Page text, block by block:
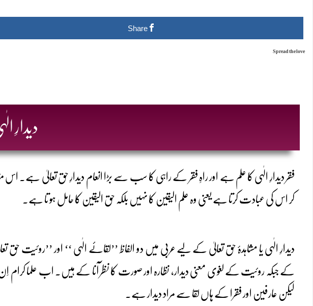
Share
Spread the love
دیدارِ
فقر دیدارِ الٰہی کا علم ہے اور راہِ فقر کے راہی کا سب سے بڑا انعام دیدارِ حق تعالیٰ ہے۔ اس
کر اس کی عبادت کرتا ہے یعنی وہ علم الیقین کا نہیں بلکہ حق الیقین کا حامل ہو تا ہے۔
دیدارِ الٰہی یا مشاہدۂ حق تعالیٰ کے لیے عربی میں دو الفاظ ’’لقائے الٰہی ‘‘ اور ’’روئیت
کے جبکہ روئیت کے لغوی معنی دیدار، نظارہ اور صورت کا نظر آنا کے ہیں۔ اب علما کرام
لیکن عارفین اور فقرا کے ہاں لقا سے مراد دیدار ہے۔